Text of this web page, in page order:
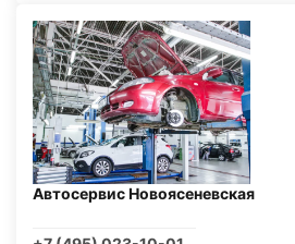
Автосервис Новоясеневская